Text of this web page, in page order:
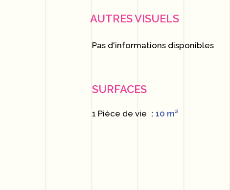
AUTRES VISUELS
Pas d'informations disponibles
SURFACES
1 Pièce de vie 10 m²